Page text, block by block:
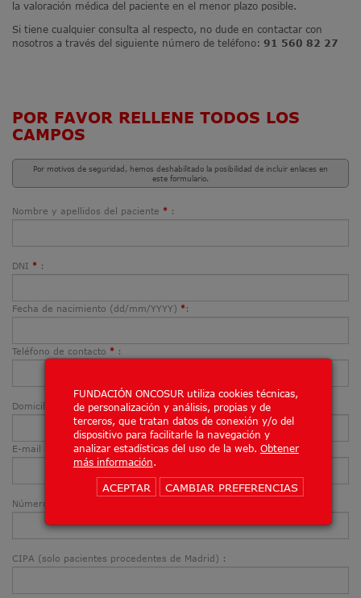
FUNDACIÓN ONCOSUR utiliza cookies técnicas,
de personalización y análisis, propias y de
terceros, que tratan datos de conexión y/o del
dispositivo para facilitarle la navegación y
analizar estadísticas del uso de la web. Obtener
más información
ACEPTAR CAMBIAR PREFERENCIAS
la valoración médica del paciente en el menor plazo posible.
Si tiene cualquier consulta al respecto, no dude en contactar con
nosotros a través del siguiente número de teléfono: 91 560 82 27
POR FAVOR RELLENE TODOS LOS
CAMPOS
Por motivos de seguridad, hemos deshabilitado la posibilidad de incluir enlaces en
este formulario.
Nombre y apellidos del paciente * :
DNI * :
Fecha de nacimiento (dd/mm/YYYY) *:
Teléfono de contacto * :
Domicilio
E-mail de contacto*:
Número de seguridad social
CIPA (solo pacientes procedentes de Madrid) :